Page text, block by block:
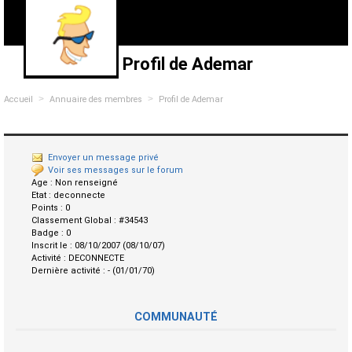
Profil de Ademar
Accueil > Annuaire des membres > Profil de Ademar
Envoyer un message privé
Voir ses messages sur le forum
Age : Non renseigné
Etat : deconnecte
Points : 0
Classement Global : #34543
Badge : 0
Inscrit le : 08/10/2007 (08/10/07)
Activité : DECONNECTE
Dernière activité : - (01/01/70)
COMMUNAUTÉ